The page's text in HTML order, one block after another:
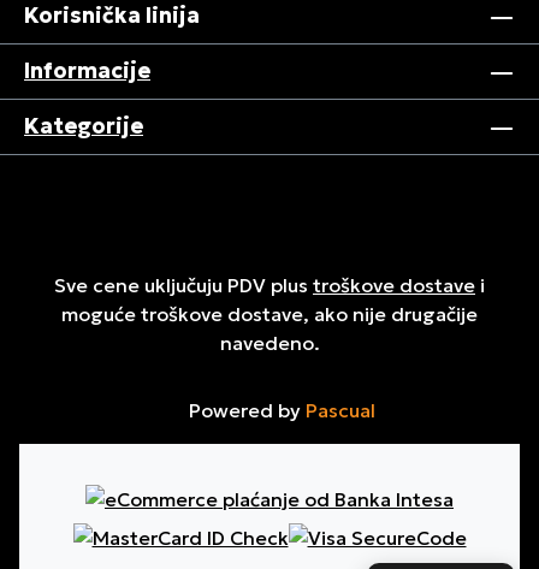
Korisnička linija
Informacije
Kategorije
Sve cene uključuju PDV plus troškove dostave i
moguće troškove dostave, ako nije drugačije
navedeno.
Powered by Pascual